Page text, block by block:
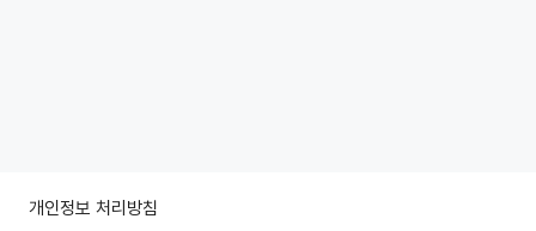
개인정보 처리방침